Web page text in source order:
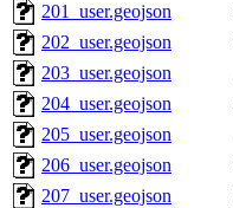
201_user.geojson
202_user.geojson
203_user.geojson
204_user.geojson
205_user.geojson
206_user.geojson
207_user.geojson